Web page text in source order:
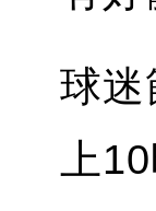
球迷
上